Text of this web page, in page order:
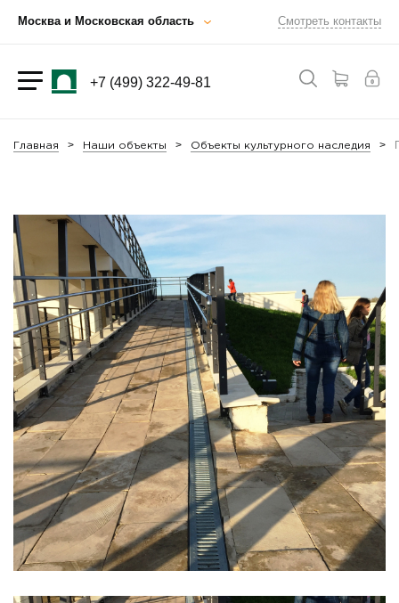
Москва и Московская область Смотреть контакты
+7 (499) 322-49-81
Главная Наши объекты Объекты культурного наследия